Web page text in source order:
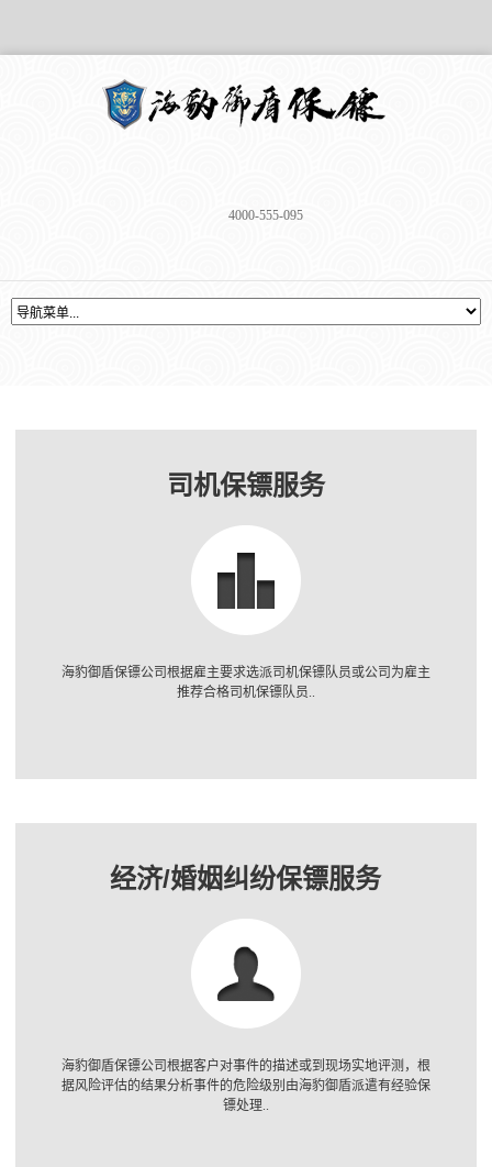
4000-555-095
司机保镖服务
海豹御盾保镖公司根据雇主要求选派司机保镖队员或公司为雇主
推荐合格司机保镖队员..
经济/婚姻纠纷保镖服务
海豹御盾保镖公司根据客户对事件的描述或到现场实地评测，根
据风险评估的结果分析事件的危险级别由海豹御盾派遣有经验保
镖处理..